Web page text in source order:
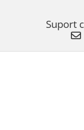
Suport